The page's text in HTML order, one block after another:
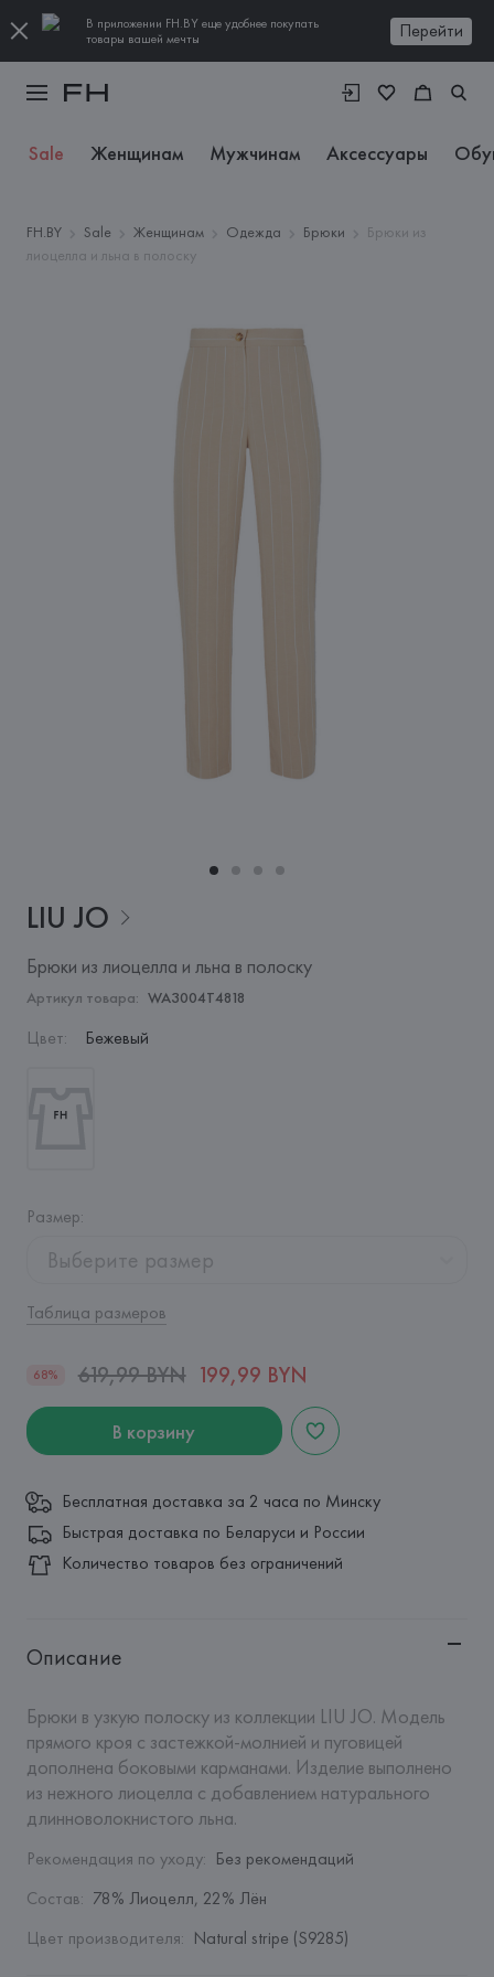
В приложении FH.BY еще удобнее покупать
товары вашей мечты
Перейти
Sale Женщинам Мужчинам Аксессуары
FH.BY Sale Женщинам Одежда Брюки
Брюки из
лиоцелла и льна в полоску
LIU JO
Брюки из лиоцелла и льна в полоску
Артикул товара: WA3004T4818
Цвет: Бежевый
Размер:
Выберите размер
Таблица размеров
68% 619,99 BYN 199,99 BYN
В корзину
Бесплатная доставка за 2 часа по Минску
Быстрая доставка по Беларуси и России
Количество товаров без ограничений
Описание
Брюки в узкую полоску из коллекции LIU JO. Модель
прямого кроя с застежкой-молнией и пуговицей
дополнена боковыми карманами. Изделие выполнено
из нежного лиоцелла с добавлением натурального
длинноволокнистого льна.
Рекомендация по уходу: Без рекомендаций
Состав: 78% Лиоцелл, 22% Лён
Цвет производителя: Natural stripe (S9285)